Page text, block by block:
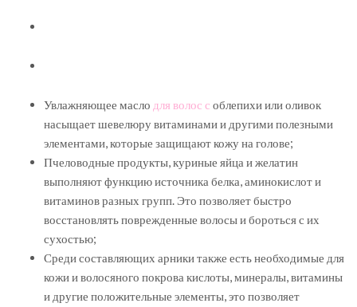
Увлажняющее масло для волос с облепихи или оливок
насыщает шевелюру витаминами и другими полезными
элементами, которые защищают кожу на голове;
Пчеловодные продукты, куриные яйца и желатин
выполняют функцию источника белка, аминокислот и
витаминов разных групп. Это позволяет быстро
восстановлять поврежденные волосы и бороться с их
сухостью;
Среди составляющих арники также есть необходимые для
кожи и волосяного покрова кислоты, минералы, витамины
и другие положительные элементы, это позволяет